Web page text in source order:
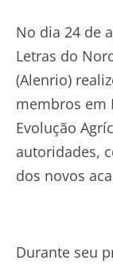
No dia 24 de
Letras do
(Alenrio)
membros em
Evolução
autoridades,
dos novos
Durante seu